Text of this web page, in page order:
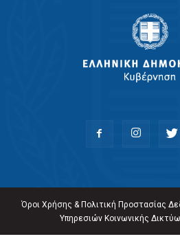
Όροι Χρήσης & Πολιτική Προστασίας
Υπηρεσιών Κοινωνικής